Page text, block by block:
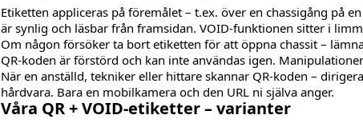
Etiketten appliceras på föremålet – t.ex. över en chassigång på
är synlig och läsbar från framsidan. VOID-funktionen sitter i
Om någon försöker ta bort etiketten för att öppna chassit –
QR-koden är förstörd och kan inte användas igen.
När en anställd, tekniker eller hittare skannar QR-koden –
hårdvara. Bara en mobilkamera och den URL ni själva anger.
Våra QR + VOID-etiketter – varianter